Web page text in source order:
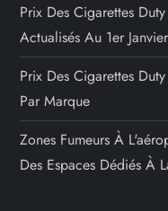
Prix Des Cigarettes
Actualisés Au 1er
Prix Des Cigarettes
Par Marque
Zones Fumeurs À
Des Espaces Dédiés À